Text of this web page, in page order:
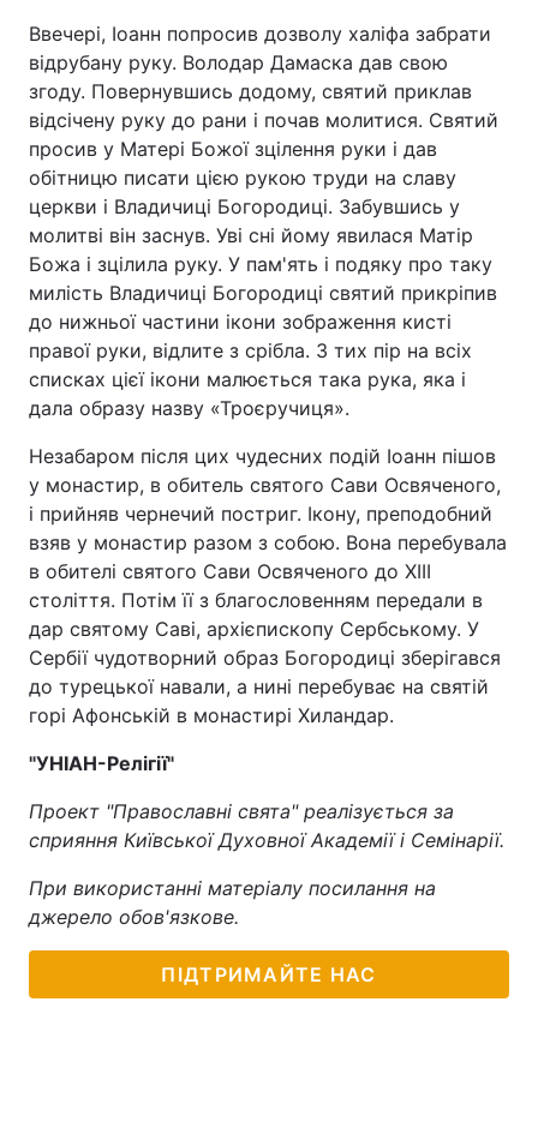
Тема оформлення
Ввечері, Іоанн попросив дозволу халіфа забрати
відрубану руку. Володар Дамаска дав свою
згоду. Повернувшись додому, святий приклав
відсічену руку до рани і почав молитися. Святий
просив у Матері Божої зцілення руки і дав
обітницю писати цією рукою труди на славу
церкви і Владичиці Богородиці. Забувшись у
молитві він заснув. Уві сні йому явилася Матір
Божа і зцілила руку. У пам'ять і подяку про таку
милість Владичиці Богородиці святий прикріпив
до нижньої частини ікони зображення кисті
правої руки, відлите з срібла. З тих пір на всіх
списках цієї ікони малюється така рука, яка і
дала образу назву «Троєручиця».
Незабаром після цих чудесних подій Іоанн пішов
у монастир, в обитель святого Сави Освяченого,
і прийняв чернечий постриг. Ікону, преподобний
взяв у монастир разом з собою. Вона перебувала
в обителі святого Сави Освяченого до ХIII
століття. Потім її з благословенням передали в
дар святому Саві, архієпископу Сербському. У
Сербії чудотворний образ Богородиці зберігався
до турецької навали, а нині перебуває на святій
горі Афонській в монастирі Хиландар.
"УНІАН-Релігії"
Проект "Православні свята" реалізується за
сприяння Київської Духовної Академії і Семінарії.
При використанні матеріалу посилання на
джерело обов'язкове.
ПІДТРИМАЙТЕ НАС